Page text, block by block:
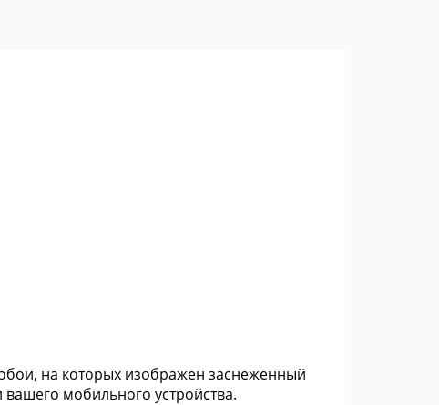
на которых изображен заснеженный
мобильного устройства.